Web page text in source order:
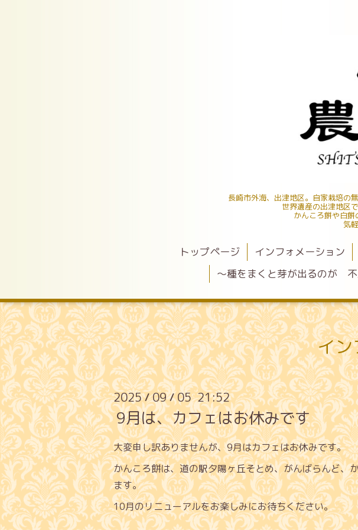
長崎市外海、出津地区。自家栽培の
世界遺産の出津地区
かんころ餅や白餅
気
トップページ インフォメーション
〜種をまくと芽が出るのが
イン
2025/09/05 21:52
9月は、カフェはお休みです
大変申し訳ありませんが、9月はカフェはお休みです。
かんころ餅は、道の駅夕陽ヶ丘そとめ、がんばらんど、
ます。
10月のリニューアルをお楽しみにお待ちください。